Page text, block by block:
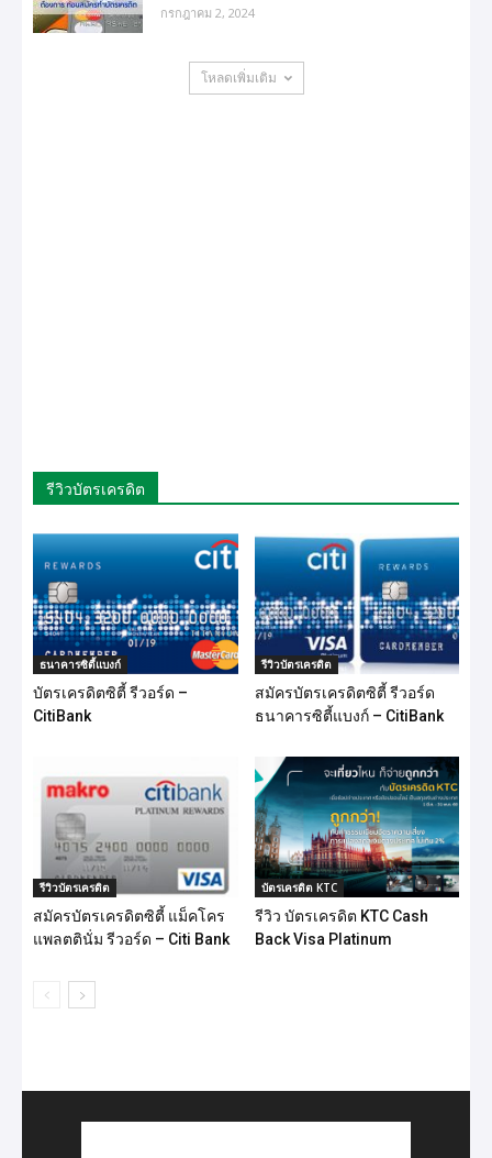
กรกฎาคม 2, 2024
โหลดเพิ่มเติม
รีวิวบัตรเครดิต
ธนาคารซิตี้แบงก์
บัตรเครดิตซิตี้ รีวอร์ด –
CitiBank
รีวิวบัตรเครดิต
สมัครบัตรเครดิตซิตี้ รีวอร์ด
ธนาคารซิตี้แบงก์ – CitiBank
รีวิวบัตรเครดิต
สมัครบัตรเครดิตซิตี้ แม็คโคร
แพลตตินั่ม รีวอร์ด – Citi Bank
บัตรเครดิต KTC
รีวิว บัตรเครดิต KTC Cash
Back Visa Platinum